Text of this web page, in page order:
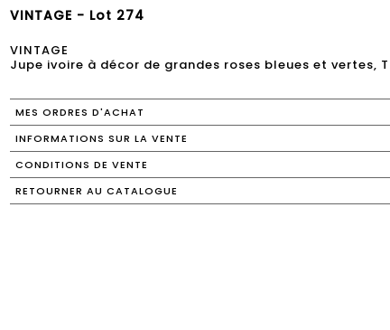
VINTAGE - Lot 274
VINTAGE
Jupe ivoire à décor de grandes roses bleues et vertes,
MES ORDRES D'ACHAT
INFORMATIONS SUR LA VENTE
CONDITIONS DE VENTE
RETOURNER AU CATALOGUE